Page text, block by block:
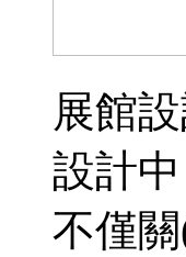
展館
設計中
不僅